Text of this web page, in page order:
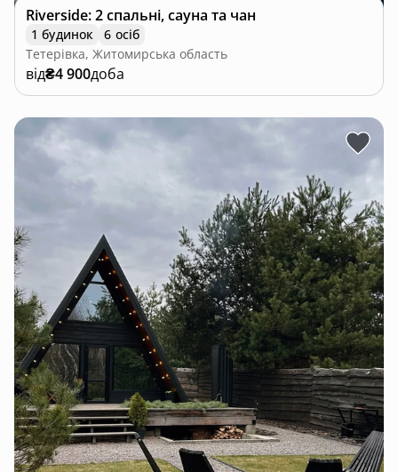
Riverside: 2 спальні, сауна та чан
1 будинок
6 осіб
Тетерівка, Житомирська область
від₴4 900доба